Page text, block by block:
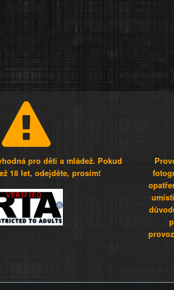
pro děti a mládež. Pokud
18 let, odejděte, prosím!